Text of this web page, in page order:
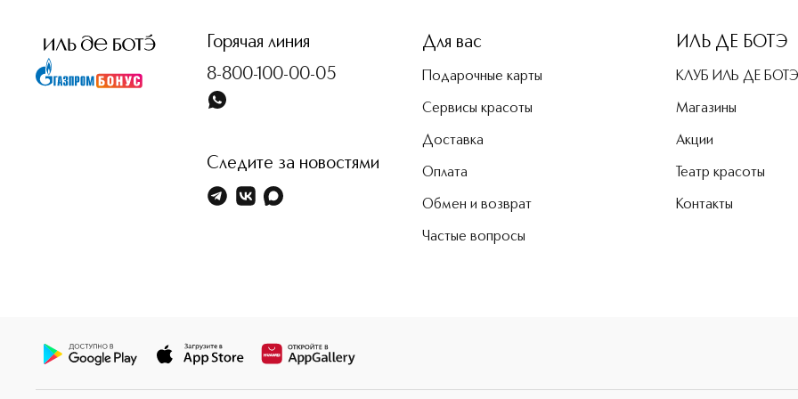
Горячая линия
8-800-100-00-05
Следите за новостями
Для вас
Подарочные карты
Сервисы красоты
Доставка
Оплата
Обмен и возврат
Частые вопросы
ИЛЬ ДЕ БОТЭ
КЛУБ ИЛЬ ДЕ БОТЭ
Магазины
Акции
Театр красоты
Контакты